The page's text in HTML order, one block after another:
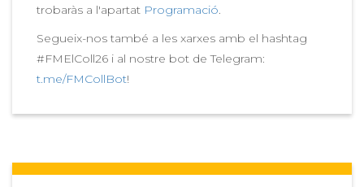
trobaràs a l'apartat Programació.
Segueix-nos també a les xarxes amb el hashtag
#FMElColl26 i al nostre bot de Telegram:
t.me/FMCollBot!